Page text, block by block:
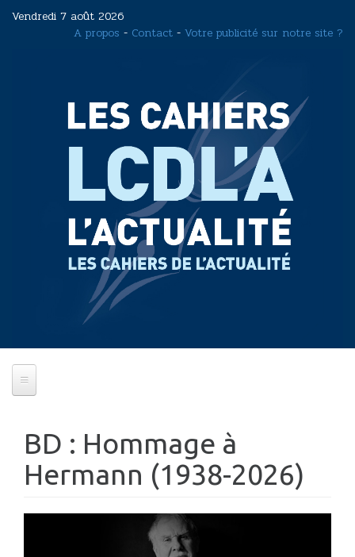
Vendredi 7 août 2026
A propos - Contact - Votre publicité sur notre site ?
BD : Hommage à
Hermann (1938-2026)